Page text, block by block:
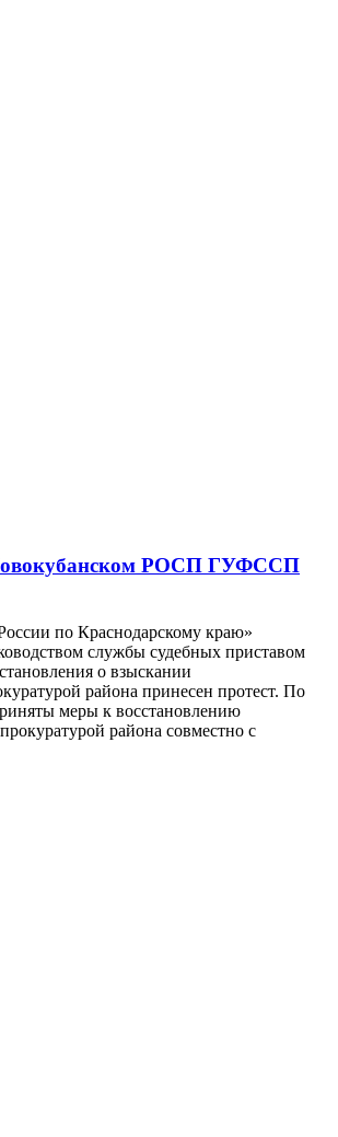
Новокубанском РОСП ГУФССП
по Краснодарскому краю»
службы судебных приставом
о взыскании
района принесен протест. По
меры к восстановлению
района совместно с